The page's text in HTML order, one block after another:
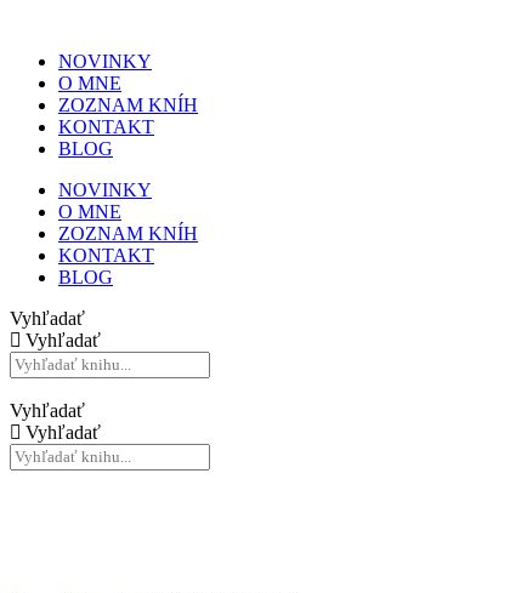
NOVINKY
O MNE
ZOZNAM KNÍH
KONTAKT
BLOG
NOVINKY
O MNE
ZOZNAM KNÍH
KONTAKT
BLOG
Vyhľadať
Vyhľadať
Vyhľadať
Vyhľadať